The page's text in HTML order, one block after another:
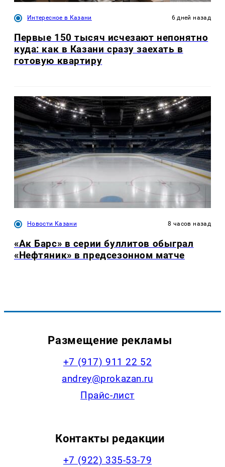
Интересное в Казани 6 дней назад
Первые 150 тысяч исчезают непонятно
куда: как в Казани сразу заехать в
готовую квартиру
Новости Казани 8 часов назад
«Ак Барс» в серии буллитов обыграл
«Нефтяник» в предсезонном матче
Размещение рекламы
+7 (917) 911 22 52
andrey@prokazan.ru
Прайс-лист
Контакты редакции
+7 (922) 335-53-79